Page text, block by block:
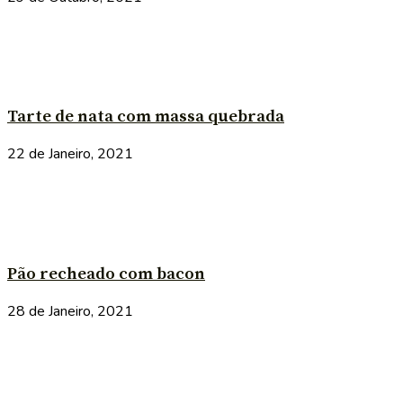
Tarte de nata com massa quebrada
22 de Janeiro, 2021
Pão recheado com bacon
28 de Janeiro, 2021